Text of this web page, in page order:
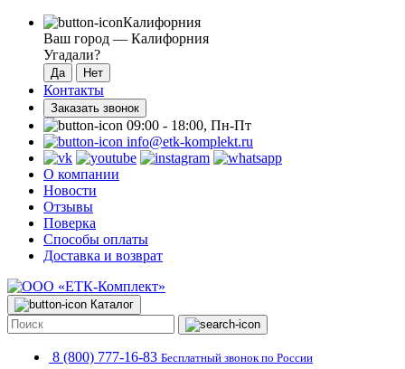
Калифорния
Ваш город — Калифорния
Угадали?
Контакты
Заказать звонок
09:00 - 18:00, Пн-Пт
info@etk-komplekt.ru
О компании
Новости
Отзывы
Поверка
Способы оплаты
Доставка и возврат
Каталог
8 (800) 777-16-83 Бесплатный звонок по России